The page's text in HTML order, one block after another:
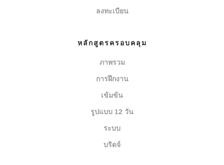
ลงทะเบียน
หลักสูตรครอบคลุม
ภาพรวม
การฝึกงาน
เข้มข้น
รูปแบบ 12 วัน
ระบบ
บริดจ์